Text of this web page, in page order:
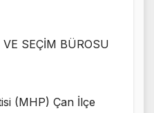
SEÇİM BÜROSU
(MHP) Çan İlçe